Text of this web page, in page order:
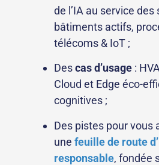
de l’IA au service des
bâtiments actifs,
télécoms & IoT ;
Descas d’usage :
Cloud et Edge éco-
cognitives ;
Des pistes pour vous
une feuille de route
responsable, fondée